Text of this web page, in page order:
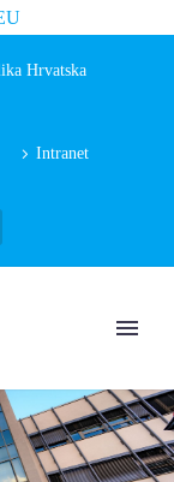
Hrvatska
Intranet